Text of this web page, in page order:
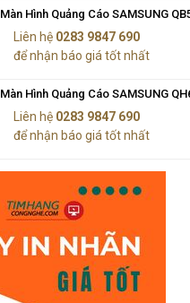
Màn Hình Quảng Cáo SAMSUNG
Liên hệ 0283 9847 690
để nhận báo giá tốt nhất
Màn Hình Quảng Cáo SAMSUNG
Liên hệ 0283 9847 690
để nhận báo giá tốt nhất